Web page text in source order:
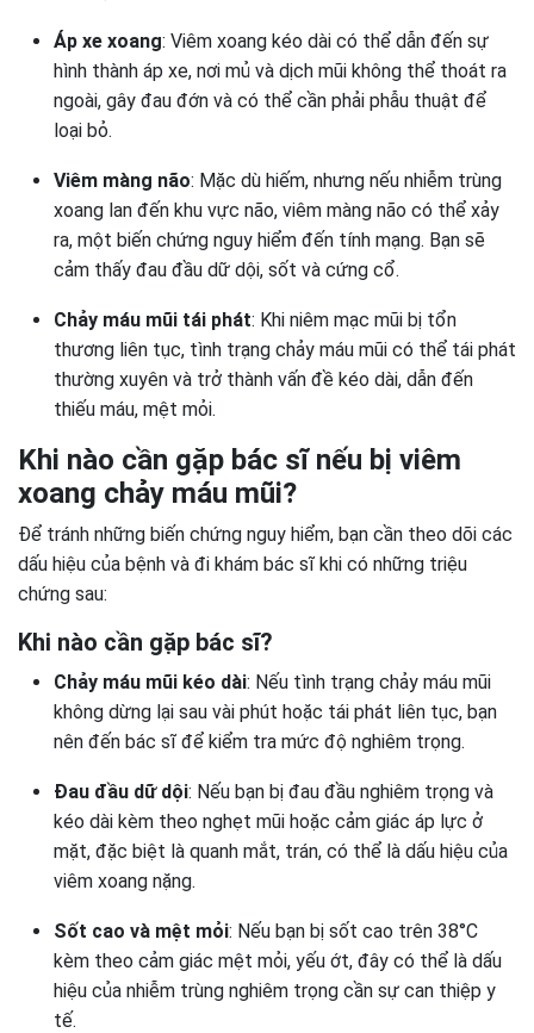
Áp xe xoang: Viêm xoang kéo dài có thể dẫn đến sự
hình thành áp xe, nơi mủ và dịch mũi không thể thoát ra
ngoài, gây đau đớn và có thể cần phải phẫu thuật để
loại bỏ.
Viêm màng não: Mặc dù hiếm, nhưng nếu nhiễm trùng
xoang lan đến khu vực não, viêm màng não có thể xảy
ra, một biến chứng nguy hiểm đến tính mạng. Bạn sẽ
cảm thấy đau đầu dữ dội, sốt và cứng cổ.
Chảy máu mũi tái phát: Khi niêm mạc mũi bị tổn
thương liên tục, tình trạng chảy máu mũi có thể tái phát
thường xuyên và trở thành vấn đề kéo dài, dẫn đến
thiếu máu, mệt mỏi.
Khi nào cần gặp bác sĩ nếu bị viêm
xoang chảy máu mũi?
Để tránh những biến chứng nguy hiểm, bạn cần theo dõi các
dấu hiệu của bệnh và đi khám bác sĩ khi có những triệu
chứng sau:
Khi nào cần gặp bác sĩ?
Chảy máu mũi kéo dài: Nếu tình trạng chảy máu mũi
không dừng lại sau vài phút hoặc tái phát liên tục, bạn
nên đến bác sĩ để kiểm tra mức độ nghiêm trọng.
Đau đầu dữ dội: Nếu bạn bị đau đầu nghiêm trọng và
kéo dài kèm theo nghẹt mũi hoặc cảm giác áp lực ở
mặt, đặc biệt là quanh mắt, trán, có thể là dấu hiệu của
viêm xoang nặng.
Sốt cao và mệt mỏi: Nếu bạn bị sốt cao trên 38°C
kèm theo cảm giác mệt mỏi, yếu ớt, đây có thể là dấu
hiệu của nhiễm trùng nghiêm trọng cần sự can thiệp y
tế.